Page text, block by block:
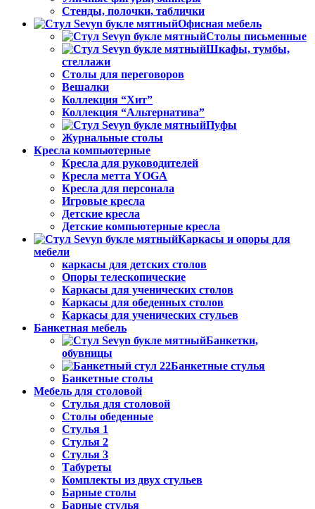
Стенды, полочки, таблички
Офисная мебель
Столы письменные
Шкафы, тумбы,
стеллажи
Столы для переговоров
Вешалки
Коллекция “Хит”
Коллекция “Альтернатива”
Пуфы
Журнальные столы
Кресла компьютерные
Кресла для руководителей
Кресла метта YOGA
Кресла для персонала
Игровые кресла
Детские кресла
Детские компьютерные кресла
Каркасы и опоры для
мебели
каркасы для детских столов
Опоры телескопические
Каркасы для ученических столов
Каркасы для обеденных столов
Каркасы для ученических стульев
Банкетная мебель
Банкетки,
обувницы
Банкетные стулья
Банкетные столы
Мебель для столовой
Стулья для столовой
Столы обеденные
Стулья 1
Стулья 2
Стулья 3
Табуреты
Комплекты из двух стульев
Барные столы
Барные стулья